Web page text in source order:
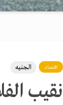
اقتصاد الجنيه
نقيب